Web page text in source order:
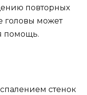
повторных
головы может
помощь.
стенок